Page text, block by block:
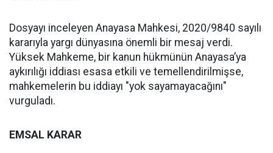
Dosyayı inceleyen Anayasa Mahkesi, 2020/9840 sayılı
kararıyla yargı dünyasına önemli bir mesaj verdi.
Yüksek Mahkeme, bir kanun hükmünün Anayasa’ya
aykırılığı iddiası esasa etkili ve temellendirilmişse,
mahkemelerin bu iddiayı "yok sayamayacağını"
vurguladı.
EMSAL KARAR